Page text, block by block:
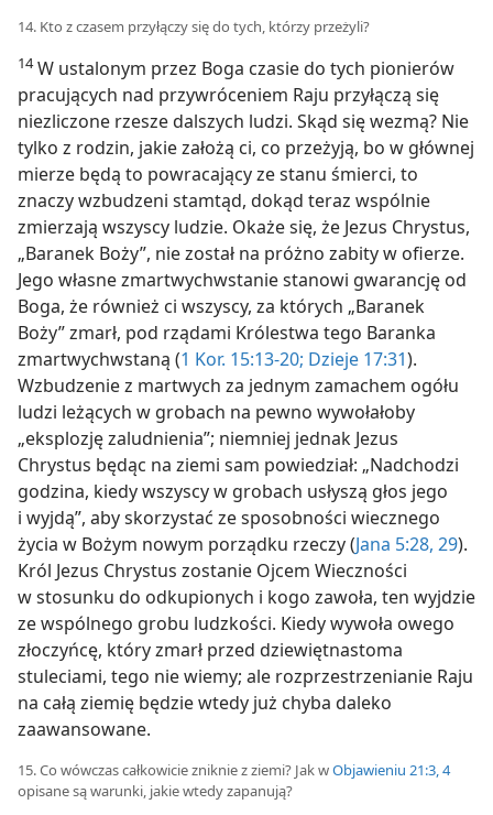
14. Kto z czasem przyłączy się do tych, którzy przeżyli?
14W ustalonym przez Boga czasie do tych pionierów
pracujących nad przywróceniem Raju przyłączą się
niezliczone rzesze dalszych ludzi. Skąd się wezmą? Nie
tylko z rodzin, jakie założą ci, co przeżyją, bo w głównej
mierze będą to powracający ze stanu śmierci, to
znaczy wzbudzeni stamtąd, dokąd teraz wspólnie
zmierzają wszyscy ludzie. Okaże się, że Jezus Chrystus,
„Baranek Boży”, nie został na próżno zabity w ofierze.
Jego własne zmartwychwstanie stanowi gwarancję od
Boga, że również ci wszyscy, za których „Baranek
Boży” zmarł, pod rządami Królestwa tego Baranka
zmartwychwstaną (1 Kor. 15:13-20; Dzieje 17:31).
Wzbudzenie z martwych za jednym zamachem ogółu
ludzi leżących w grobach na pewno wywołałoby
„eksplozję zaludnienia”; niemniej jednak Jezus
Chrystus będąc na ziemi sam powiedział: „Nadchodzi
godzina, kiedy wszyscy w grobach usłyszą głos jego
i wyjdą”, aby skorzystać ze sposobności wiecznego
życia w Bożym nowym porządku rzeczy (Jana 5:28, 29).
Król Jezus Chrystus zostanie Ojcem Wieczności
w stosunku do odkupionych i kogo zawoła, ten wyjdzie
ze wspólnego grobu ludzkości. Kiedy wywoła owego
złoczyńcę, który zmarł przed dziewiętnastoma
stuleciami, tego nie wiemy; ale rozprzestrzenianie Raju
na całą ziemię będzie wtedy już chyba daleko
zaawansowane.
15. Co wówczas całkowicie zniknie z ziemi? Jak wObjawieniu 21:3, 4
opisane są warunki, jakie wtedy zapanują?